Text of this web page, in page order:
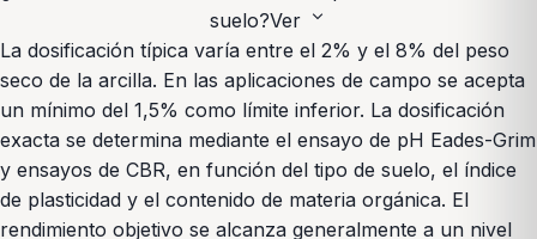
suelo?Ver expand_more
La dosificación típica varía entre el 2% y el 8% del peso
seco de la arcilla. En las aplicaciones de campo se acepta
un mínimo del 1,5% como límite inferior. La dosificación
exacta se determina mediante el ensayo de pH Eades-Grim
y ensayos de CBR, en función del tipo de suelo, el índice
de plasticidad y el contenido de materia orgánica. El
rendimiento objetivo se alcanza generalmente a un nivel